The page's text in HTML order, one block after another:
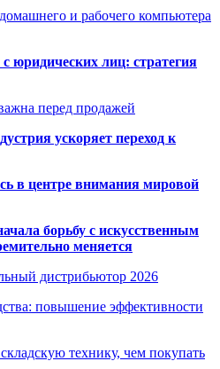
и рабочего компьютера
юридических лиц: стратегия
перед продажей
ускоряет переход к
в центре внимания мировой
борьбу с искусственным
меняется
дистрибьютор 2026
повышение эффективности
технику, чем покупать